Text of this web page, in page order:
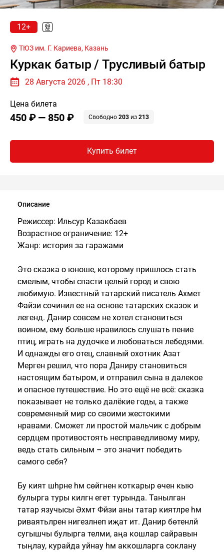
12+
ТЮЗ им. Г. Кариева, Казань
Куркак батыр / Трусливый батыр
28 Августа 2026 , Пт 18:30
Цена билета
450 ₽ — 850 ₽ Свободно203 из213
Купить билет
Описание
Режиссер: Ильсур Казакбаев
Возрастное ограничение: 12+
Жанр: история за гаражами
Это сказка о юноше, которому пришлось стать
смелым, чтобы спасти целый город и свою
любимую. Известный татарский писатель Ахмет
Файзи сочинил ее на основе татарских сказок и
легенд. Данир совсем не хотел становиться
воином, ему больше нравилось слушать пение
птиц, играть на дудочке и любоваться лебедями.
И однажды его отец, славный охотник Азат
Мерген решил, что пора Даниру становиться
настоящим батыром, и отправил сына в далекое
и опасное путешествие. Но это ещё не всё: сказка
показывает не только далёкие годы, а также
современный мир со своими жестокими
нравами. Сможет ли простой мальчик с добрым
сердцем противостоять несправедливому миру,
ведь стать сильным – это значит победить
самого себя?
Бу әкият шәһәрне һәм сөйгәнен коткарыр өчен кыю
булырга туры килгән егет турында. Танылган
татар язучысы Әхмәт Фәйзи аны татар әкиятләре һәм
риваятьләренә нигезләнеп иҗат итә. Данир бөтенләй
сугышчы булырга теләми, аңа кошлар сайравын
тыңлау, курайда уйнау һәм аккошларга соклану